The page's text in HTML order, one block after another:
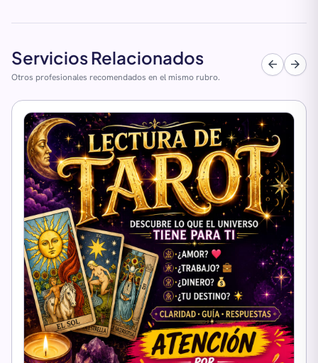
Servicios Relacionados
Otros profesionales recomendados en el mismo rubro.
arrow_back arrow_forward